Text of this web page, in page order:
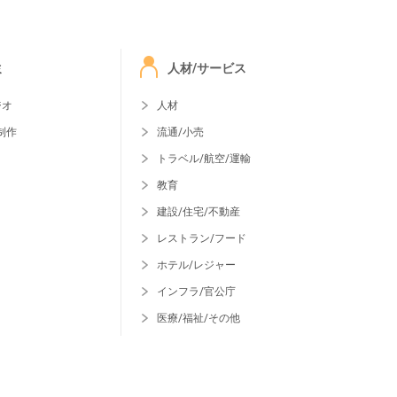
作
人材/サービス
人材
流通/小売
トラベル/航空/運輸
教育
建設/住宅/不動産
レストラン/フード
ホテル/レジャー
インフラ/官公庁
医療/福祉/その他